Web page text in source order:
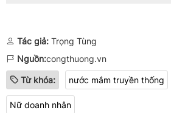
Tác giả: Trọng Tùng
Nguồn:congthuong.vn
Từ khóa: nước mắm truyền thống
Nữ doanh nhân